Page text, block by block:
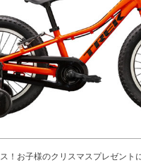
！お子様のクリスマスプレゼント